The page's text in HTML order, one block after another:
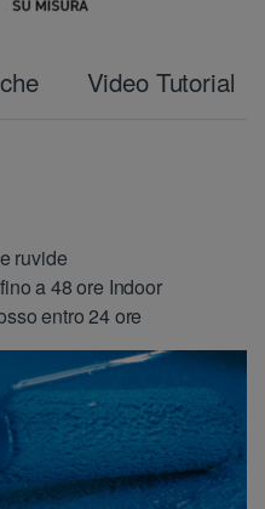
Video Tutorial
ruvide
a 48 ore Indoor
entro 24 ore